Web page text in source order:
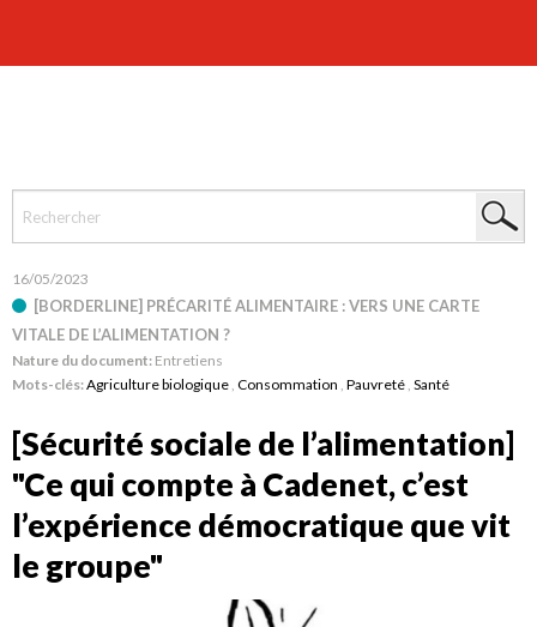
16/05/2023
[BORDERLINE] PRÉCARITÉ ALIMENTAIRE : VERS UNE CARTE
VITALE DE L’ALIMENTATION ?
Nature du document: Entretiens
Mots-clés:Agriculture biologique , Consommation , Pauvreté , Santé
[Sécurité sociale de l’alimentation]
"Ce qui compte à Cadenet, c’est
l’expérience démocratique que vit
le groupe"